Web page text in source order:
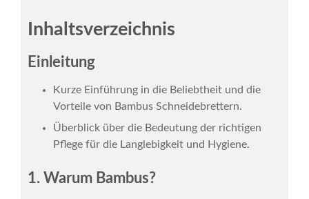
Inhaltsverzeichnis
Einleitung
Kurze Einführung in die Beliebtheit und die
Vorteile von Bambus Schneidebrettern.
Überblick über die Bedeutung der richtigen
Pflege für die Langlebigkeit und Hygiene.
1. Warum Bambus?